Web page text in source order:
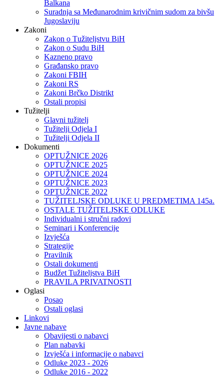
Balkana
Suradnja sa Međunarodnim krivičnim sudom za bivšu
Jugoslaviju
Zakoni
Zakon o Тužiteljstvu BiH
Zakon o Sudu BiH
Kazneno pravo
Građansko pravo
Zakoni FBIH
Zakoni RS
Zakoni Brčko Distrikt
Ostali propisi
Tužitelji
Glavni tužitelj
Tužitelji Odjela I
Tužitelji Odjela II
Dokumenti
OPTUŽNICE 2026
OPTUŽNICE 2025
OPTUŽNICE 2024
OPTUŽNICE 2023
OPTUŽNICE 2022
TUŽITELJSKE ODLUKE U PREDMETIMA 145a.
OSTALE TUŽITELJSKE ODLUKE
Individualni i stručni radovi
Seminari i Konferencije
Izvješća
Strategije
Pravilnik
Ostali dokumenti
Budžet Tužiteljstva BiH
PRAVILA PRIVATNOSTI
Oglasi
Posao
Ostali oglasi
Linkovi
Javne nabave
Obavijesti o nabavci
Plan nabavki
Izvješća i informacije o nabavci
Odluke 2023 - 2026
Odluke 2016 - 2022